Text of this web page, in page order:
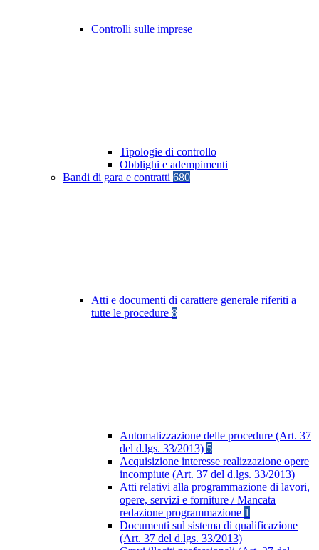
Controlli sulle imprese
Tipologie di controllo
Obblighi e adempimenti
Bandi di gara e contratti 680
Atti e documenti di carattere generale riferiti a
tutte le procedure 8
Automatizzazione delle procedure (Art. 37
del d.lgs. 33/2013) 5
Acquisizione interesse realizzazione opere
incompiute (Art. 37 del d.lgs. 33/2013)
Atti relativi alla programmazione di lavori,
opere, servizi e forniture / Mancata
redazione programmazione 1
Documenti sul sistema di qualificazione
(Art. 37 del d.lgs. 33/2013)